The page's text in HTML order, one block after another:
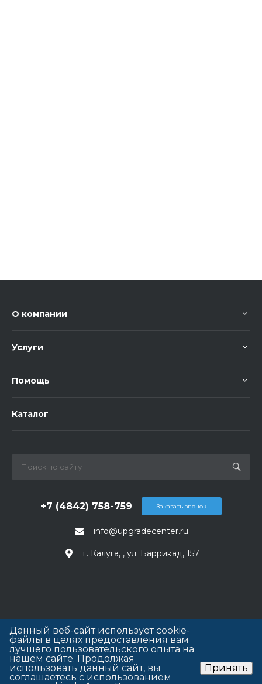
О компании
Услуги
Помощь
Каталог
info@upgradecenter.ru
+7 (4842) 758-759
г. Калуга, , ул. Баррикад, 157
Заказать звонок
Данный веб-сайт использует cookie-
файлы в целях предоставления вам
лучшего пользовательского опыта на
нашем сайте. Продолжая
использовать данный сайт, вы
соглашаетесь с использованием
Принять